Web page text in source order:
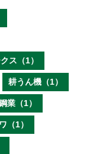
ス（1）
耕うん機（1）
業（1）
（1）